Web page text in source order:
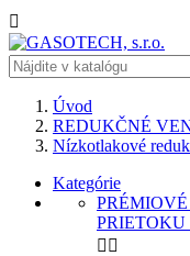

Úvod
REDUKČNÉ
Nízkotlakové
Kategórie
 